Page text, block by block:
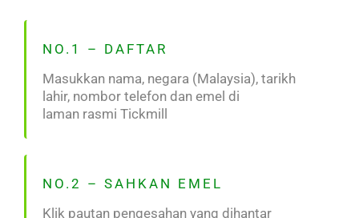
NO.1 – DAFTAR
Masukkan nama, negara (Malaysia), tarikh
lahir, nombor telefon dan emel di
laman rasmi Tickmill
NO.2 – SAHKAN EMEL
Klik pautan pengesahan yang dihantar